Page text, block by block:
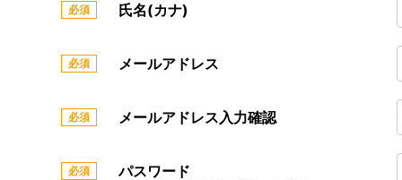
氏名(カナ)
メールアドレス
メールアドレス入力確認
パスワード